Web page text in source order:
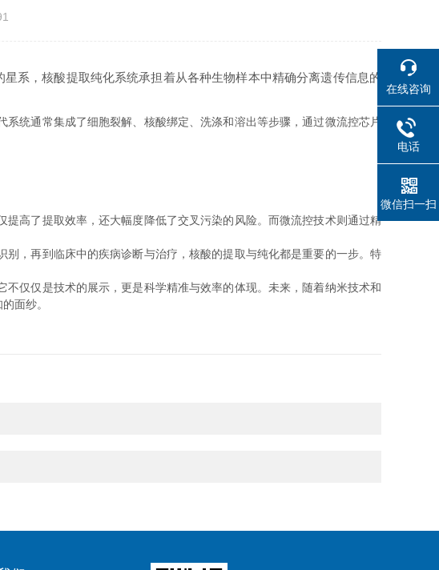
，核酸提取纯化系统承担着从各种生物样本中精确分离遗传信息的
通常集成了细胞裂解、核酸绑定、洗涤和溶出等步骤，通过微流控芯片
高了提取效率，还大幅度降低了交叉污染的风险。而微流控技术则通过精
，再到临床中的疾病诊断与治疗，核酸的提取与纯化都是重要的一步。特
仅仅是技术的展示，更是科学精准与效率的体现。未来，随着纳米技术和
面纱。
在线咨询
电话
微信扫一扫